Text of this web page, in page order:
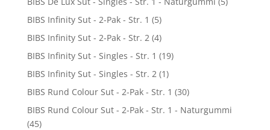
BIBS Infinity Sut - 2-Pak - Str. 1 (5)
BIBS Infinity Sut - 2-Pak - Str. 2 (4)
BIBS Infinity Sut - Singles - Str. 1 (19)
BIBS Infinity Sut - Singles - Str. 2 (1)
BIBS Rund Colour Sut - 2-Pak - Str. 1 (30)
BIBS Rund Colour Sut - 2-Pak - Str. 1 - Naturgummi
(45)